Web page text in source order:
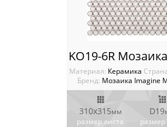
Материал: Керамика
Бренд: Мозаика Imagine
310x315мм
размер листа
D19
размер